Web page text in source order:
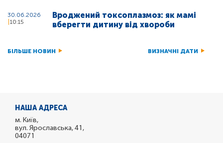
30.06.2026
10:15
Вроджений токсоплазмоз: як мамі
вберегти дитину від хвороби
БІЛЬШЕ НОВИН ВИЗНАЧНІ ДАТИ
НАША АДРЕСА
м. Київ,
вул. Ярославська, 41,
04071